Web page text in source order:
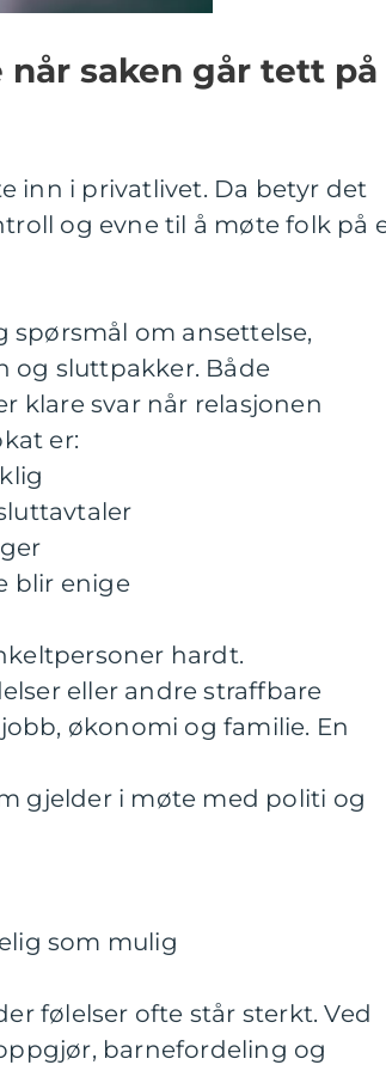
saken går tett på
inn i privatlivet. Da betyr det
og evne til å møte folk på
om ansettelse,
og sluttpakker. Både
klare svar når relasjonen
er:
blir enige
hardt.
eller andre straffbare
økonomi og familie. En
gjelder i møte med politi og
som mulig
følelser ofte står sterkt. Ved
barnefordeling og